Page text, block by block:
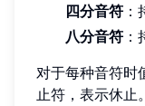
四分音符 ：
八分音符 ：
对于每种音符时
止符，表示休止。